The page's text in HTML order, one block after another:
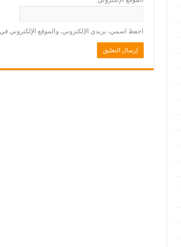
احفظ اسمي، بريدي الإلكتروني، والموقع الإلكتروني